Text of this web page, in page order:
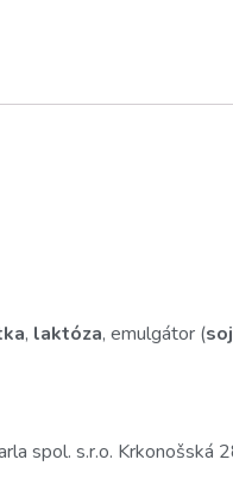
, laktóza, emulgátor (
spol. s.r.o.